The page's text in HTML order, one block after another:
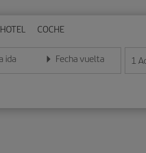
HOTEL COCHE
ida
la fecha en formato día/mes/año
Fecha vuelta
Introduce la fecha en 1